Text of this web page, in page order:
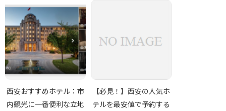
西安おすすめホテル：市
内観光に一番便利な立地
【必見！】西安の人気ホ
テルを最安値で予約する